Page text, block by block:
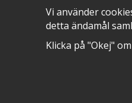
Vi använder
detta ändamål
Klicka på "Okej"